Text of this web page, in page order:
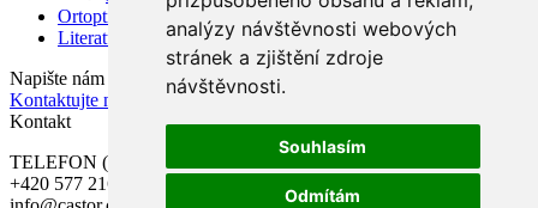
analýzy návštěvnosti webových
stránek a zjištění zdroje
návštěvnosti.
Souhlasím
Odmítám
Ortoptika
Literatura
Napište nám
Kontaktujte nás
Kontakt
TELEFON (po-pá 7.00 – 15.30):
+420 577 216 900